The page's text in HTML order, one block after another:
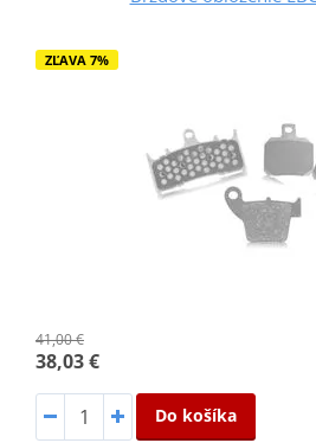
ZĽAVA 7%
41,00 €
38,03 €
Do košíka